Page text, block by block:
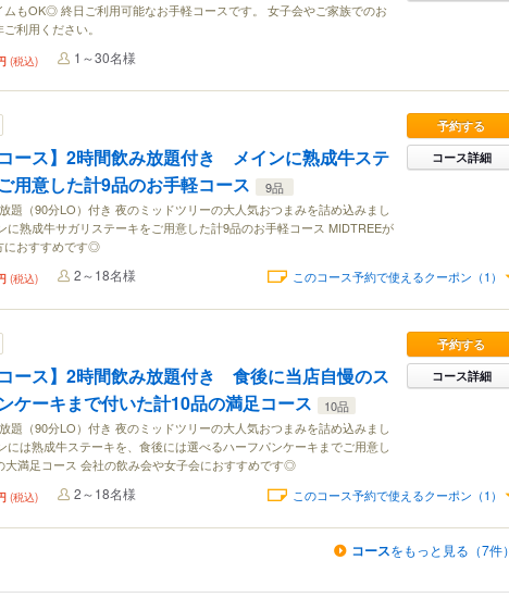
ムもOK◎ 終日ご利用可能なお手軽コースです。 女子会やご家族でのお
利用ください。
(税込) 1～30名様
コース】2時間飲み放題付き メインに熟成牛ステ
用意した計9品のお手軽コース
9品
題（90分LO）付き 夜のミッドツリーの大人気おつまみを詰め込みまし
に熟成牛サガリステーキをご用意した計9品のお手軽コース MIDTREEが
におすすめです◎
予約する
コース詳細
(税込) 2～18名様 このコース予約で使えるクーポン（1）
コース】2時間飲み放題付き 食後に当店自慢のス
ケーキまで付いた計10品の満足コース
10品
題（90分LO）付き 夜のミッドツリーの大人気おつまみを詰め込みまし
には熟成牛ステーキを、食後には選べるハーフパンケーキまでご用意し
大満足コース 会社の飲み会や女子会におすすめです◎
予約する
コース詳細
(税込) 2～18名様 このコース予約で使えるクーポン（1）
コースをもっと見る（7件）